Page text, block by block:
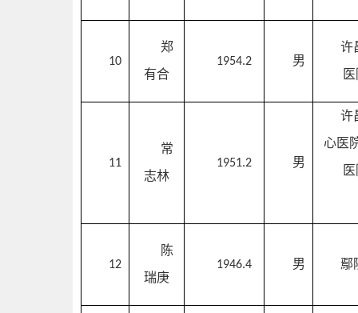
10
郑
有合
1954.2 男
许
11
常
志林
1951.2 男
许
心医
12
陈
瑞庚
1946.4 男 鄢